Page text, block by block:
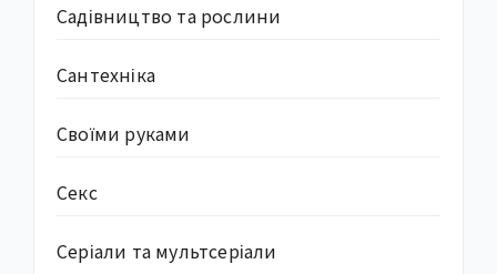
Садівництво та рослини
Сантехніка
Своїми руками
Секс
Серіали та мультсеріали